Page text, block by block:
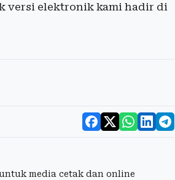
versi elektronik kami hadir di
media cetak dan online